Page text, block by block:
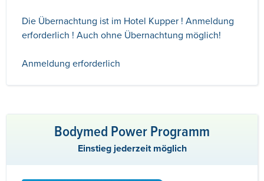
Die Übernachtung ist im Hotel Kupper ! Anmeldung
erforderlich ! Auch ohne Übernachtung möglich!
Anmeldung erforderlich
Bodymed Power Programm
Einstieg jederzeit möglich